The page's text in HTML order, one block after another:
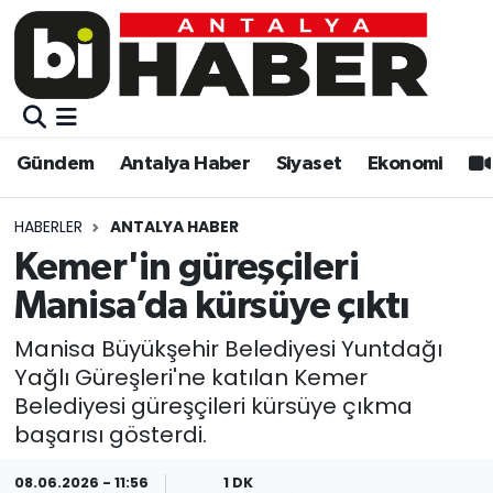
Gündem Antalya Haber Siyaset Ekonomi
HABERLER ANTALYA HABER
Kemer'in güreşçileri
Manisa’da kürsüye çıktı
Manisa Büyükşehir Belediyesi Yuntdağı
Yağlı Güreşleri'ne katılan Kemer
Belediyesi güreşçileri kürsüye çıkma
başarısı gösterdi.
08.06.2026 - 11:56 1 DK
Gündem
Siyaset
Ekonomi
Video
Eğitim
Kültür-sanat
Sağlık
Gündem
Siyaset
Ekonomi
Kültür-sanat
Sağlık
Spor
Muratpaşa Nöbetçi Eczaneler
Muratpaşa Trafik Yoğunluk Haritası
Süper Lig Puan Durumu ve Fikstür
Tüm Manşetler
Son Dakika Haberleri
Haber Arşivi